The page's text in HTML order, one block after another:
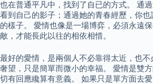
也在普通平凡中，找到了自已的方式。 通
看到自己的影子；通過她的青春經歷，你
的樣子。 愛情也像是一場博弈，必須永遠
敵，才能長此以往的相依相惜。
最好的愛情，是兩個人不必靠得太近，也
奢望，只是簡單而微小的幸福。 愛情是雙
切有回應纔算有意義。 如果只是單方面去